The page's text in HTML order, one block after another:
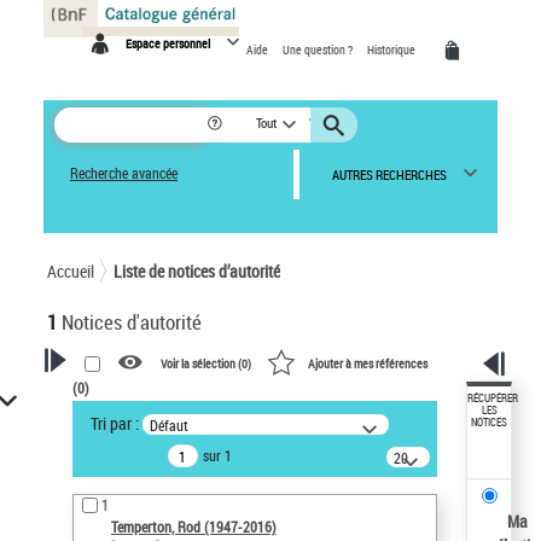
Espace personnel Aide Une question ? Historique
Tout
Recherche avancée AUTRES RECHERCHES
Accueil Liste de notices d’autorité
1 Notices d'autorité
VOTRE RECHERCHE
Recherche avancée dans les
notices d’autorité
Œuvres liées à l'auteur :
Temperton, Rod (1947-2016)
Voir la sélection (0) Ajouter à mes références
(0)
Tri par : Défaut
sur 1
20
résultats/page
1
Temperton, Rod (1947-2016)
RÉCUPÉRER
LES
NOTICES
Ma
Panneau de gestion des cookies